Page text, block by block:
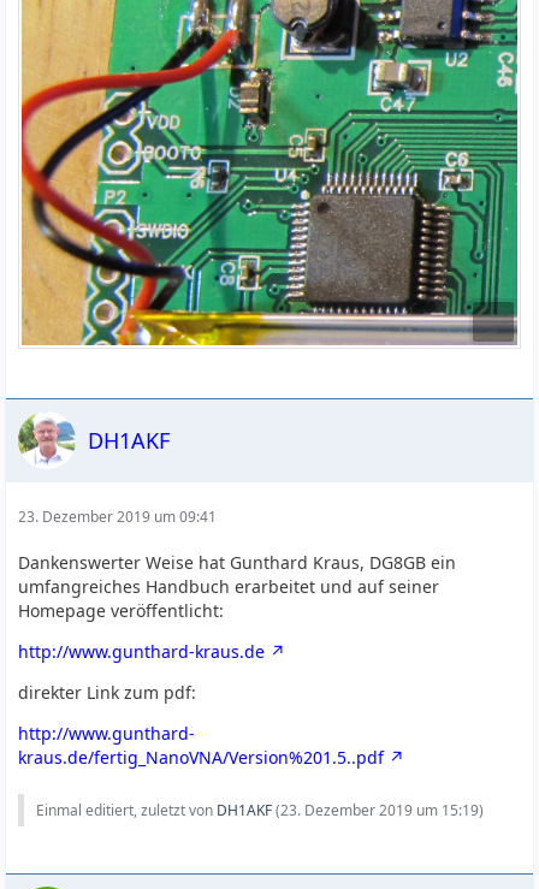
DH1AKF
23. Dezember 2019 um 09:41
Dankenswerter Weise hat Gunthard Kraus, DG8GB ein
umfangreiches Handbuch erarbeitet und auf seiner
Homepage veröffentlicht:
http://www.gunthard-kraus.de
direkter Link zum pdf:
http://www.gunthard-
kraus.de/fertig_NanoVNA/Version%201.5..pdf
Einmal editiert, zuletzt von DH1AKF(23. Dezember 2019 um 15:19)